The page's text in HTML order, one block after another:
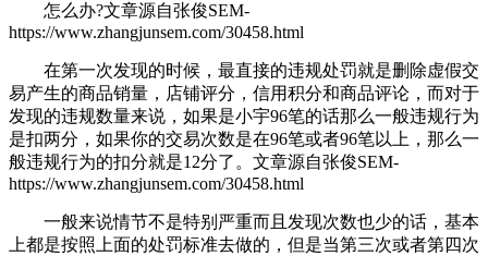
怎么办?文章源自张俊SEM-
https://www.zhangjunsem.com/30458.html
在第一次发现的时候，最直接的违规处罚就是删除虚假交
易产生的商品销量，店铺评分，信用积分和商品评论，而对于
发现的违规数量来说，如果是小宇96笔的话那么一般违规行为
是扣两分，如果你的交易次数是在96笔或者96笔以上，那么一
般违规行为的扣分就是12分了。 文章源自张俊SEM-
https://www.zhangjunsem.com/30458.html
一般来说情节不是特别严重而且发现次数也少的话，基本
上都是按照上面的处罚标准去做的，但是当第三次或者第四次